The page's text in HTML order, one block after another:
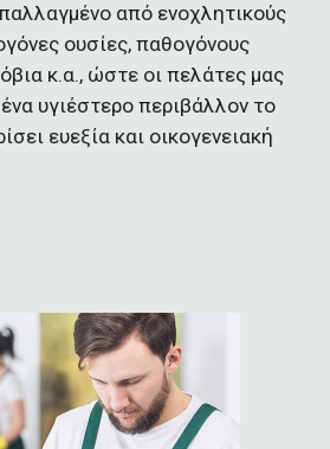
από ενοχλητικούς
ουσίες, παθογόνους
κ.α., ώστε οι πελάτες μας
υγιέστερο περιβάλλον το
ευεξία και οικογενειακή